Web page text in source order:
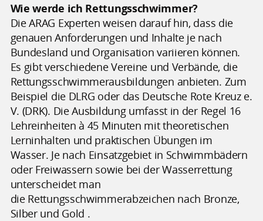
Wie werde ich Rettungsschwimmer?
Die ARAG Experten weisen darauf hin, dass die
genauen Anforderungen und Inhalte je nach
Bundesland und Organisation variieren können.
Es gibt verschiedene Vereine und Verbände, die
Rettungsschwimmerausbildungen anbieten. Zum
Beispiel die DLRG oder das Deutsche Rote Kreuz e.
V. (DRK). Die Ausbildung umfasst in der Regel 16
Lehreinheiten à 45 Minuten mit theoretischen
Lerninhalten und praktischen Übungen im
Wasser. Je nach Einsatzgebiet in Schwimmbädern
oder Freiwassern sowie bei der Wasserrettung
unterscheidet man
die Rettungsschwimmerabzeichen nach Bronze,
Silber und Gold .